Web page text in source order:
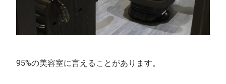
95%の美容室に言えることがあります。